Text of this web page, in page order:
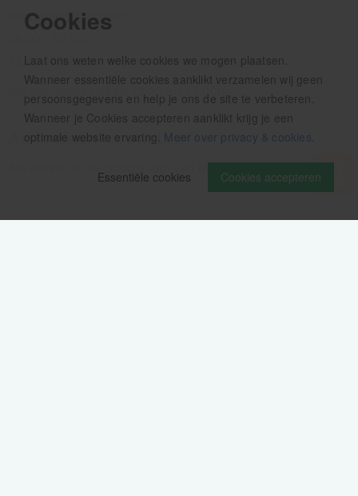
Cookies
Laat ons weten welke cookies we mogen plaatsen.
Wanneer essentiële cookies aanklikt verzamelen wij geen
persoonsgegevens en help je ons de site te verbeteren.
Wanneer je Cookies accepteren aanklikt krijg je een
optimale website ervaring. Meer over privacy & cookies
Cookies accepteren
Essentiële cookies
Maandag t/m vrijdag
13.00 - 16.00u
Wij pauzeren tussen 12.30 en 13.00u
Aanmelden nieuwsbrief
Als eerste op de hoogte zijn van het laatste nieuws: